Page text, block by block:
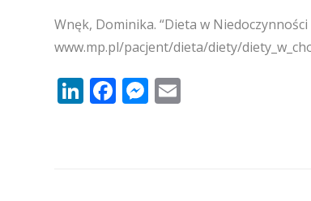
Wnęk, Dominika. “Dieta w Niedoczynności
www.mp.pl/pacjent/dieta/diety/
LinkedIn
Facebook
Messenger